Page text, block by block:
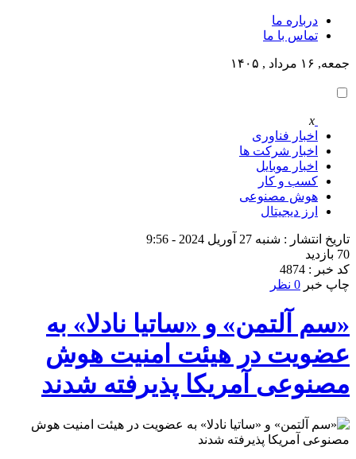
درباره ما
تماس با ما
جمعه, ۱۶ مرداد , ۱۴۰۵
x
اخبار فناوری
اخبار شرکت ها
اخبار موبایل
کسب و کار
هوش مصنوعی
ارز دیجیتال
تاریخ انتشار : شنبه 27 آوریل 2024 - 9:56
70 بازدید
کد خبر : 4874
چاپ خبر 0 نظر
«سم آلتمن» و «ساتیا نادلا» به
عضویت در هیئت امنیت هوش
مصنوعی آمریکا پذیرفته شدند